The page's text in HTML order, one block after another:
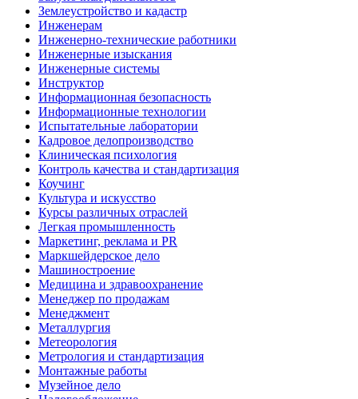
Землеустройство и кадастр
Инженерам
Инженерно-технические работники
Инженерные изыскания
Инженерные системы
Инструктор
Информационная безопасность
Информационные технологии
Испытательные лаборатории
Кадровое делопроизводство
Клиническая психология
Контроль качества и стандартизация
Коучинг
Культура и искусство
Курсы различных отраслей
Легкая промышленность
Маркетинг, реклама и PR
Маркшейдерское дело
Машиностроение
Медицина и здравоохранение
Менеджер по продажам
Менеджмент
Металлургия
Метеорология
Метрология и стандартизация
Монтажные работы
Музейное дело